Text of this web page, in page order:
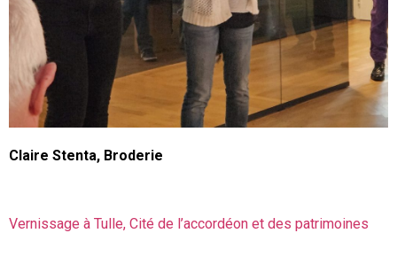
Claire Stenta, Broderie
Vernissage à Tulle, Cité de l’accordéon et des patrimoines